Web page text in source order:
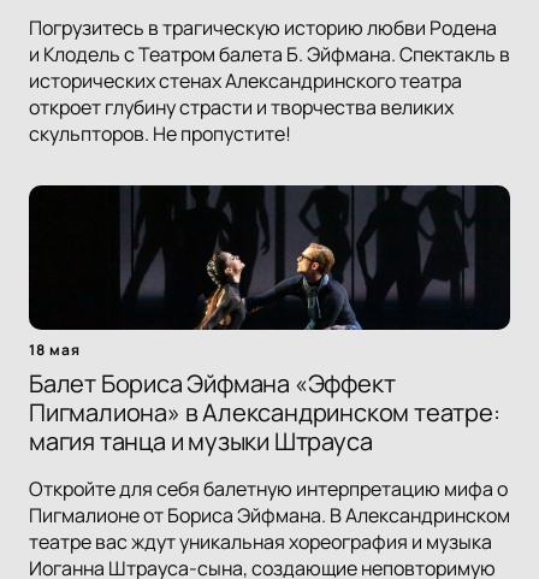
Погрузитесь в трагическую историю любви Родена
и Клодель с Театром балета Б. Эйфмана. Спектакль в
исторических стенах Александринского театра
откроет глубину страсти и творчества великих
скульпторов. Не пропустите!
18 мая
Балет Бориса Эйфмана «Эффект
Пигмалиона» в Александринском театре:
магия танца и музыки Штрауса
Откройте для себя балетную интерпретацию мифа о
Пигмалионе от Бориса Эйфмана. В Александринском
театре вас ждут уникальная хореография и музыка
Иоганна Штрауса-сына, создающие неповторимую